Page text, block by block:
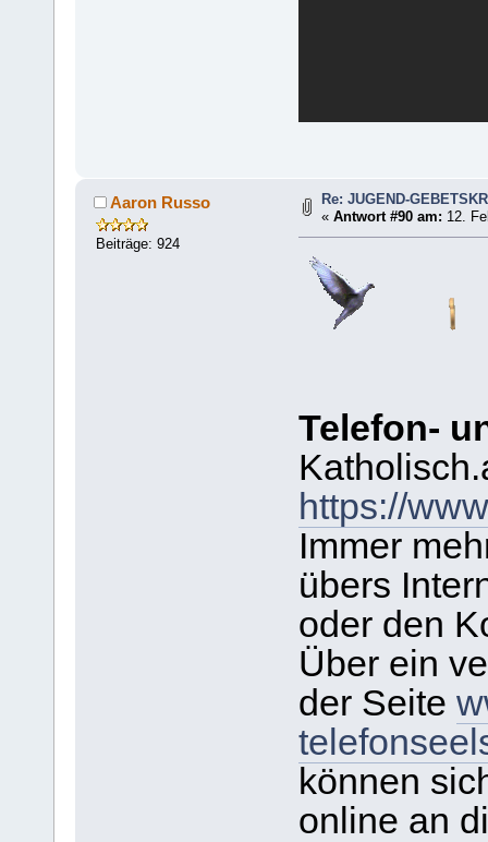
Aaron Russo
Beiträge: 924
Re: JUGEND-
«Antwort #90 am: 12.
Telefon-
https://
Immer
übers
oder den
Über ein
der Seite
können
online an